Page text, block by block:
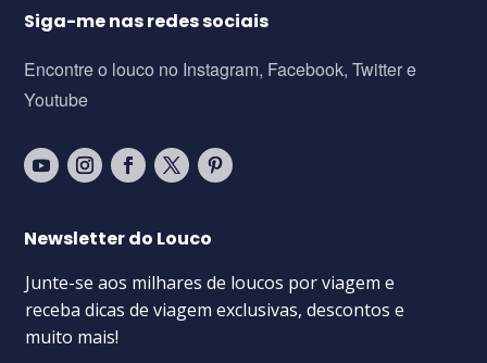
Siga-me nas redes sociais
Encontre o louco no Instagram, Facebook, Twitter e
Youtube
Newsletter do Louco